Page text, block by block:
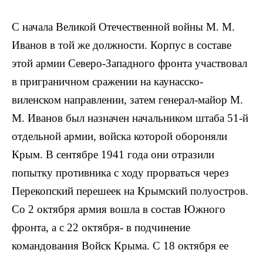
С начала Великой Отечественной войны M. M.
Иванов в той же должности. Корпус в составе
этой армии Северо-Западного фронта участвовал
в приграничном сражении на каунасско-
виленском направлении, затем генерал-майор M.
M. Иванов был назначен начальником штаба 51-й
отдельной армии, войска которой обороняли
Крым. В сентябре 1941 года они отразили
попытку противника с ходу прорваться через
Перекопский перешеек на Крымский полуостров.
Со 2 октября армия вошла в состав Южного
фронта, а с 22 октября- в подчинение
командования Войск Крыма. С 18 октября ее